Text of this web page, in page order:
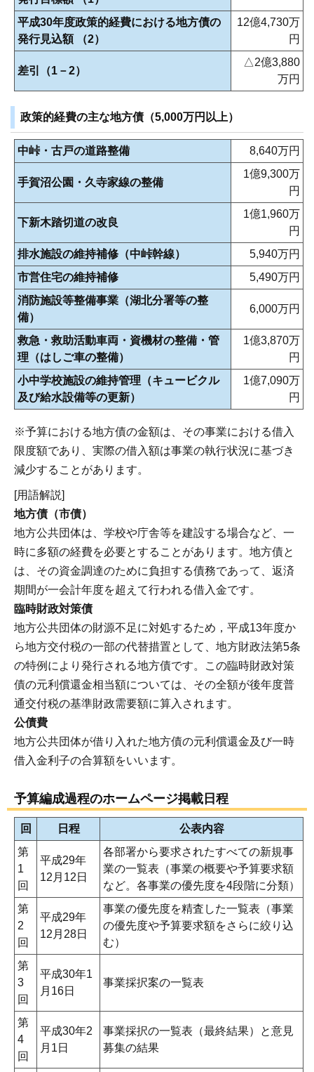
平成30年度政策的経費における地方債の
発行見込額 （2）
12億4,730万
円
差引（1－2）
△2億3,880
万円
政策的経費の主な地方債（5,000万円以上）
中峠・古戸の道路整備 8,640万円
手賀沼公園・久寺家線の整備
1億9,300万
円
下新木踏切道の改良
1億1,960万
円
排水施設の維持補修（中峠幹線）
5,940万円
市営住宅の維持補修
5,490万円
消防施設等整備事業（湖北分署等の整
備）
6,000万円
救急・救助活動車両・資機材の整備・管
理（はしご車の整備）
1億3,870万
円
小中学校施設の維持管理（キュービクル
及び給水設備等の更新）
1億7,090万
円
※予算における地方債の金額は、その事業における借入
限度額であり、実際の借入額は事業の執行状況に基づき
減少することがあります。
[用語解説]
地方債（市債）
地方公共団体は、学校や庁舎等を建設する場合など、一
時に多額の経費を必要とすることがあります。地方債と
は、その資金調達のために負担する債務であって、返済
期間が一会計年度を超えて行われる借入金です。
臨時財政対策債
地方公共団体の財源不足に対処するため，平成13年度か
ら地方交付税の一部の代替措置として、地方財政法第5条
の特例により発行される地方債です。この臨時財政対策
債の元利償還金相当額については、その全額が後年度普
通交付税の基準財政需要額に算入されます。
公債費
地方公共団体が借り入れた地方債の元利償還金及び一時
借入金利子の合算額をいいます。
予算編成過程のホームページ掲載日程
回 日程
公表内容
第
1
回
平成29年
12月12日
各部署から要求されたすべての新規事
業の一覧表（事業の概要や予算要求額
など。各事業の優先度を4段階に分類）
第
2
回
平成29年
12月28日
事業の優先度を精査した一覧表（事業
の優先度や予算要求額をさらに絞り込
む）
第
3
回
平成30年1
月16日
事業採択案の一覧表
第
4
回
平成30年2
月1日
事業採択の一覧表（最終結果）と意見
募集の結果